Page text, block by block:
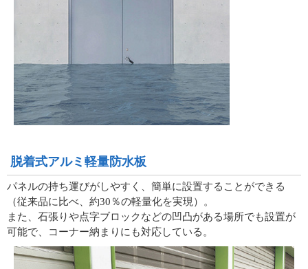
脱着式アルミ軽量防水板
パネルの持ち運びがしやすく、簡単に設置することができる
（従来品に比べ、約30％の軽量化を実現）。
また、石張りや点字ブロックなどの凹凸がある場所でも設置が
可能で、コーナー納まりにも対応している。